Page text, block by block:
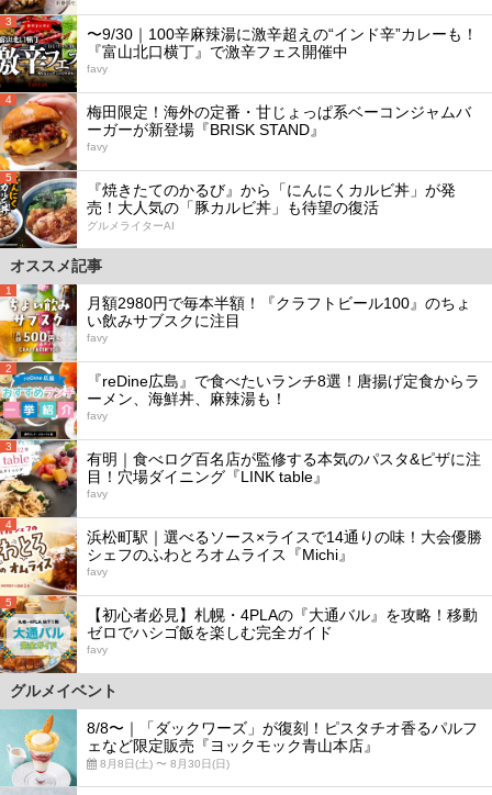
3
〜9/30｜100辛麻辣湯に激辛超えの“インド辛”カレーも！
『富山北口横丁』で激辛フェス開催中
favy
4
梅田限定！海外の定番・甘じょっぱ系ベーコンジャムバ
ーガーが新登場『BRISK STAND』
favy
5
『焼きたてのかるび』から「にんにくカルビ丼」が発
売！大人気の「豚カルビ丼」も待望の復活
グルメライターAI
オススメ記事
1
月額2980円で毎本半額！『クラフトビール100』のちょ
い飲みサブスクに注目
favy
2
『reDine広島』で食べたいランチ8選！唐揚げ定食からラ
ーメン、海鮮丼、麻辣湯も！
favy
3
有明｜食べログ百名店が監修する本気のパスタ&ピザに注
目！穴場ダイニング『LINK table』
favy
4
浜松町駅｜選べるソース×ライスで14通りの味！大会優勝
シェフのふわとろオムライス『Michi』
favy
5
【初心者必見】札幌・4PLAの『大通バル』を攻略！移動
ゼロでハシゴ飯を楽しむ完全ガイド
favy
グルメイベント
8/8〜｜「ダックワーズ」が復刻！ピスタチオ香るパルフ
ェなど限定販売『ヨックモック青山本店』
8月8日(土) 〜 8月30日(日)